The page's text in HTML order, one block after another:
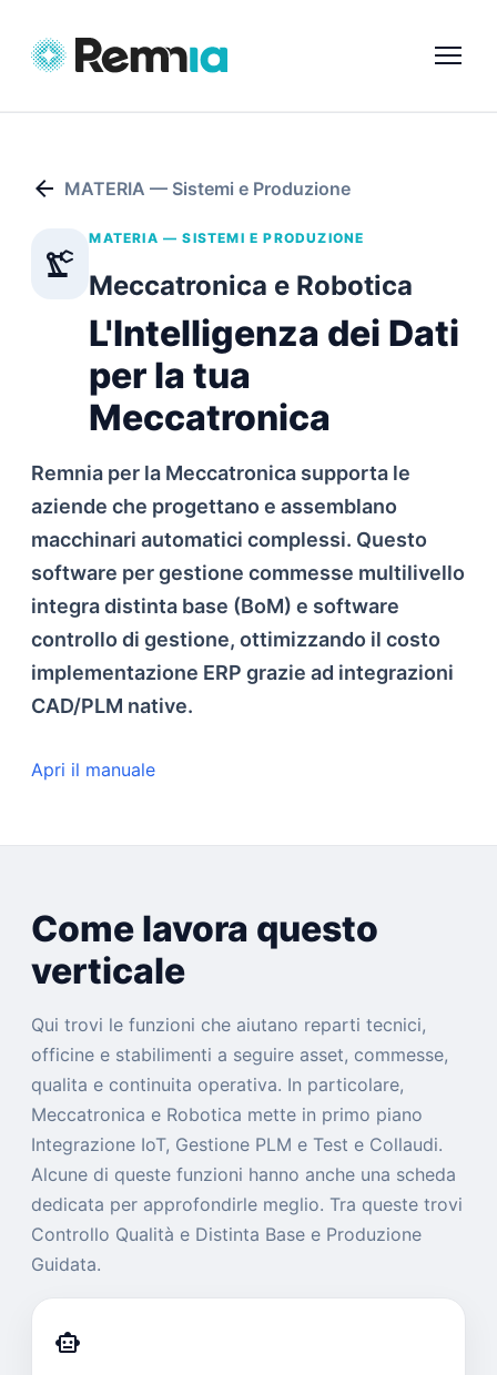
arrow_back MATERIA — Sistemi e Produzione
precision_manufacturing
MATERIA — SISTEMI E PRODUZIONE
Meccatronica e Robotica
L'Intelligenza dei Dati
per la tua
Meccatronica
Remnia per la Meccatronica supporta le
aziende che progettano e assemblano
macchinari automatici complessi. Questo
software per gestione commesse multilivello
integra distinta base (BoM) e software
controllo di gestione, ottimizzando il costo
implementazione ERP grazie ad integrazioni
CAD/PLM native.
Apri il manuale
Come lavora questo
verticale
Qui trovi le funzioni che aiutano reparti tecnici,
officine e stabilimenti a seguire asset, commesse,
qualita e continuita operativa. In particolare,
Meccatronica e Robotica mette in primo piano
Integrazione IoT, Gestione PLM e Test e Collaudi.
Alcune di queste funzioni hanno anche una scheda
dedicata per approfondirle meglio. Tra queste trovi
Controllo Qualità e Distinta Base e Produzione
Guidata.
smart_toy